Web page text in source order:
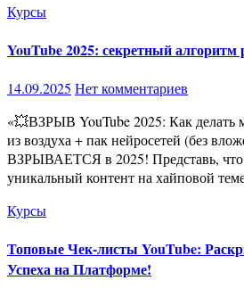
Курсы
YouTube 2025: секретный алгоритм
14.09.2025 Нет комментариев
«💥ВЗРЫВ YouTube 2025: Как делать миллионы просмотров
из воздуха + пак нейросетей (без
ВЗРЫВАЕТСЯ в 2025! Представь, что
уникальный контент на хайповой
Курсы
Топовые Чек-листы YouTube:
Успеха на Платформе!